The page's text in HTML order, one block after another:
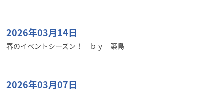
2026年03月14日
春のイベントシーズン！ ｂｙ 築島
2026年03月07日